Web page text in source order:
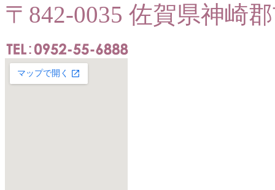
〒842-0035 佐賀県神崎